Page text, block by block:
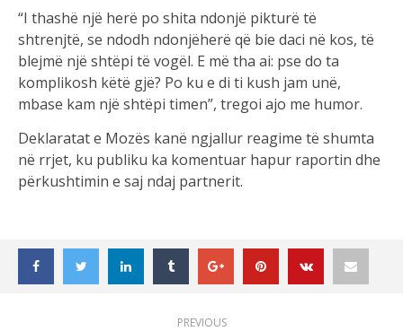
“I thashë një herë po shita ndonjë pikturë të
shtrenjtë, se ndodh ndonjëherë që bie daci në kos, të
blejmë një shtëpi të vogël. E më tha ai: pse do ta
komplikosh këtë gjë? Po ku e di ti kush jam unë,
mbase kam një shtëpi timen”, tregoi ajo me humor.
Deklaratat e Mozës kanë ngjallur reagime të shumta
në rrjet, ku publiku ka komentuar hapur raportin dhe
përkushtimin e saj ndaj partnerit.
PREVIOUS